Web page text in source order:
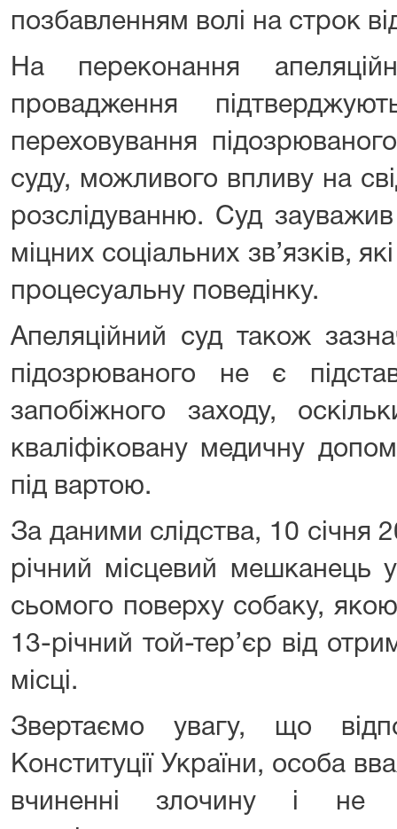
позбавленням волі на строк
На переконання
провадження
переховування
суду, можливого впливу на
розслідуванню. Суд зауважив
міцних соціальних зв’язків,
процесуальну поведінку.
Апеляційний суд також
підозрюваного не є
запобіжного заходу,
кваліфіковану медичну
під вартою.
За даними слідства, 10 січня
річний місцевий мешканець
сьомого поверху собаку,
13-річний той-тер’єр від
місці.
Звертаємо увагу, що
Конституції України, особа
вчиненні злочину і не